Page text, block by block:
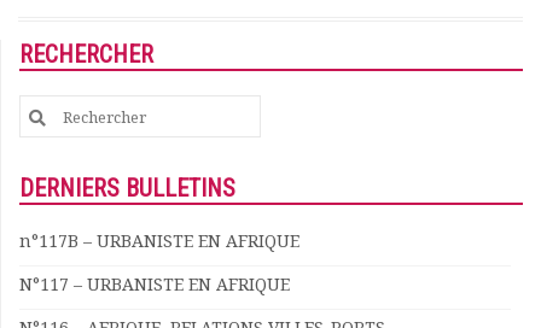
RECHERCHER
Search
for:
DERNIERS BULLETINS
n°117B – URBANISTE EN AFRIQUE
N°117 – URBANISTE EN AFRIQUE